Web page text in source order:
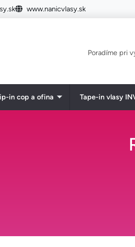
www.nanicvlasy.sk
Main
Poradíme pri
in cop a ofina
Toggle submenu
Tape-in vlasy